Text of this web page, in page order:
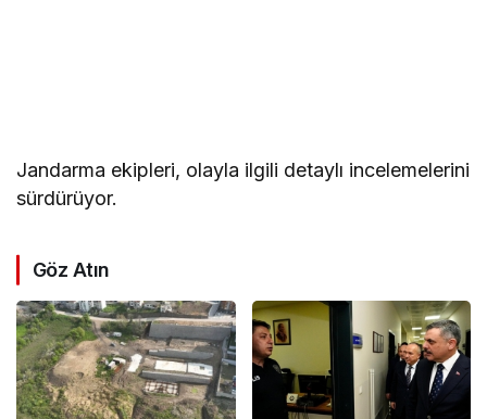
Jandarma ekipleri, olayla ilgili detaylı incelemelerini
sürdürüyor.
Göz Atın